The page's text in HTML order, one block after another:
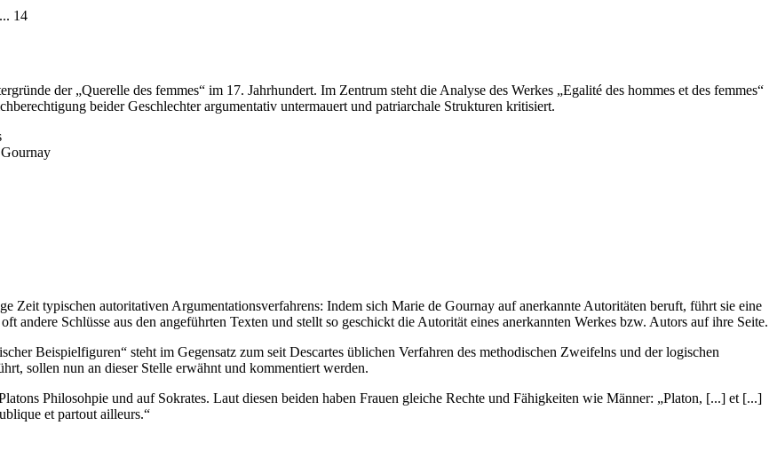
14
der „Querelle des femmes“ im 17. Jahrhundert. Im Zentrum steht die Analyse des Werkes „Egalité des hommes et des femmes“
beider Geschlechter argumentativ untermauert und patriarchale Strukturen kritisiert.
Zeit typischen autoritativen Argumentationsverfahrens: Indem sich Marie de Gournay auf anerkannte Autoritäten beruft, führt sie eine
andere Schlüsse aus den angeführten Texten und stellt so geschickt die Autorität eines anerkannten Werkes bzw. Autors auf ihre Seite.
Beispielfiguren“ steht im Gegensatz zum seit Descartes üblichen Verfahren des methodischen Zweifelns und der logischen
sollen nun an dieser Stelle erwähnt und kommentiert werden.
Philosohpie und auf Sokrates. Laut diesen beiden haben Frauen gleiche Rechte und Fähigkeiten wie Männer: „Platon, [...] et [...]
et partout ailleurs.“